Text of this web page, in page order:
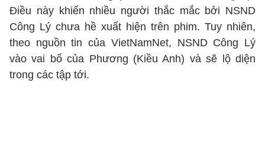
Điều này khiến nhiều người thắc mắc bởi NSND
Công Lý chưa hề xuất hiện trên phim. Tuy nhiên,
theo nguồn tin của VietNamNet, NSND Công Lý
vào vai bố của Phương (Kiều Anh) và sẽ lộ diện
trong các tập tới.